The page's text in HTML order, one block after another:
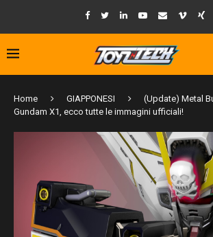
Home GIAPPONESI
(Update) Metal
Gundam X1, ecco tutte le immagini ufficiali!